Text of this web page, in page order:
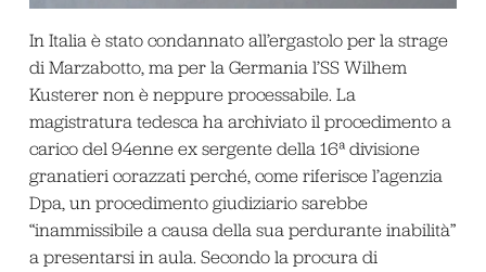
In Italia è stato condannato all’ergastolo per la strage
di Marzabotto, ma per la Germania l’SS Wilhem
Kusterer non è neppure processabile. La
magistratura tedesca ha archiviato il procedimento a
carico del 94enne ex sergente della 16ª divisione
granatieri corazzati perché, come riferisce l’agenzia
Dpa, un procedimento giudiziario sarebbe
“inammissibile a causa della sua perdurante inabilità”
a presentarsi in aula. Secondo la procura di